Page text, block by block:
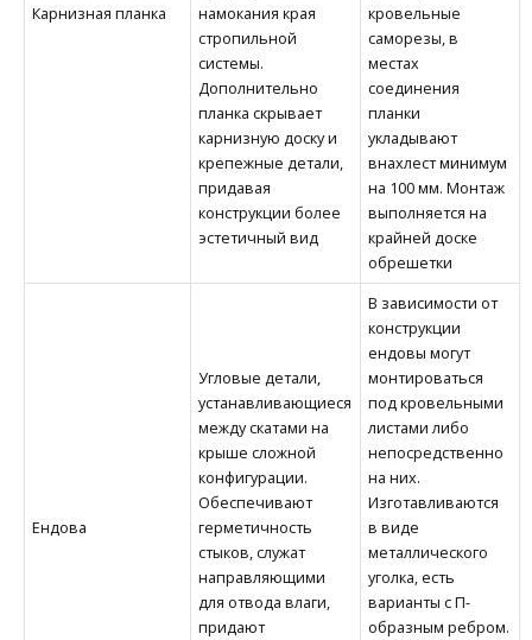
Карнизная планка
намокания края
стропильной
системы.
Дополнительно
планка скрывает
карнизную доску и
крепежные детали,
придавая
конструкции более
эстетичный вид
кровельные
саморезы, в
местах
соединения
планки
укладывают
внахлест минимум
на 100 мм. Монтаж
выполняется на
крайней доске
обрешетки
Ендова
Угловые детали,
устанавливающиеся
между скатами на
крыше сложной
конфигурации.
Обеспечивают
герметичность
стыков, служат
направляющими
для отвода влаги,
придают
В зависимости от
конструкции
ендовы могут
монтироваться
под кровельными
листами либо
непосредственно
на них.
Изготавливаются
в виде
металлического
уголка, есть
варианты с П-
образным ребром.